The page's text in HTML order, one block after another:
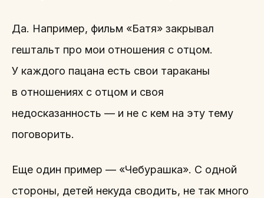
Да. Например, фильм «Батя» закрывал
гештальт про мои отношения с отцом.
У каждого пацана есть свои тараканы
в отношениях с отцом и своя
недосказанность — и не с кем на эту тему
поговорить.
Еще один пример — «Чебурашка». С одной
стороны, детей некуда сводить, не так много